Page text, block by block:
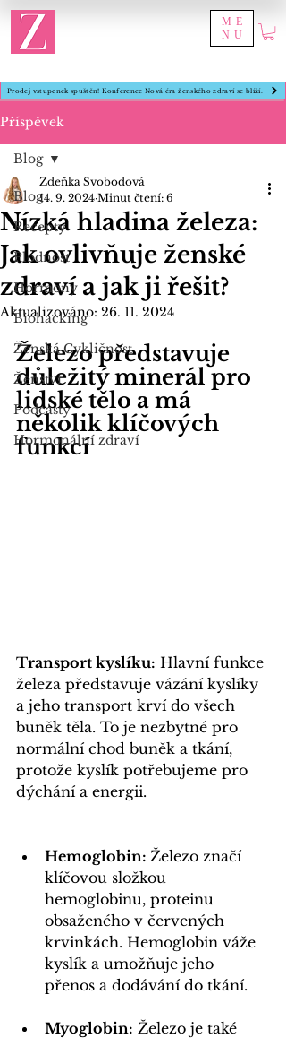
ME
NU
Prodej vstupenek spuštěn! Konference Nová éra ženského zdraví se blíží.
Příspěvek
Blog
Recepty
Plodnost
Hormony
Biohacking
Ženská Cykličnost
Ženství
Podcasty
Hormonální zdraví
Blog
Nízká hladina železa:
Jak ovlivňuje ženské
zdraví a jak ji řešit?
Zdeňka Svobodová
14. 9. 2024 Minut čtení: 6
Aktualizováno: 26. 11. 2024
Železo představuje
důležitý minerál pro
lidské tělo a má
několik klíčových
funkcí
Transport kyslíku: Hlavní funkce
železa představuje vázání kyslíky
a jeho transport krví do všech
buněk těla. To je nezbytné pro
normální chod buněk a tkání,
protože kyslík potřebujeme pro
dýchání a energii.
Hemoglobin: Železo značí
klíčovou složkou
hemoglobinu, proteinu
obsaženého v červených
krvinkách. Hemoglobin váže
kyslík a umožňuje jeho
přenos a dodávání do tkání.
Myoglobin: Železo je také